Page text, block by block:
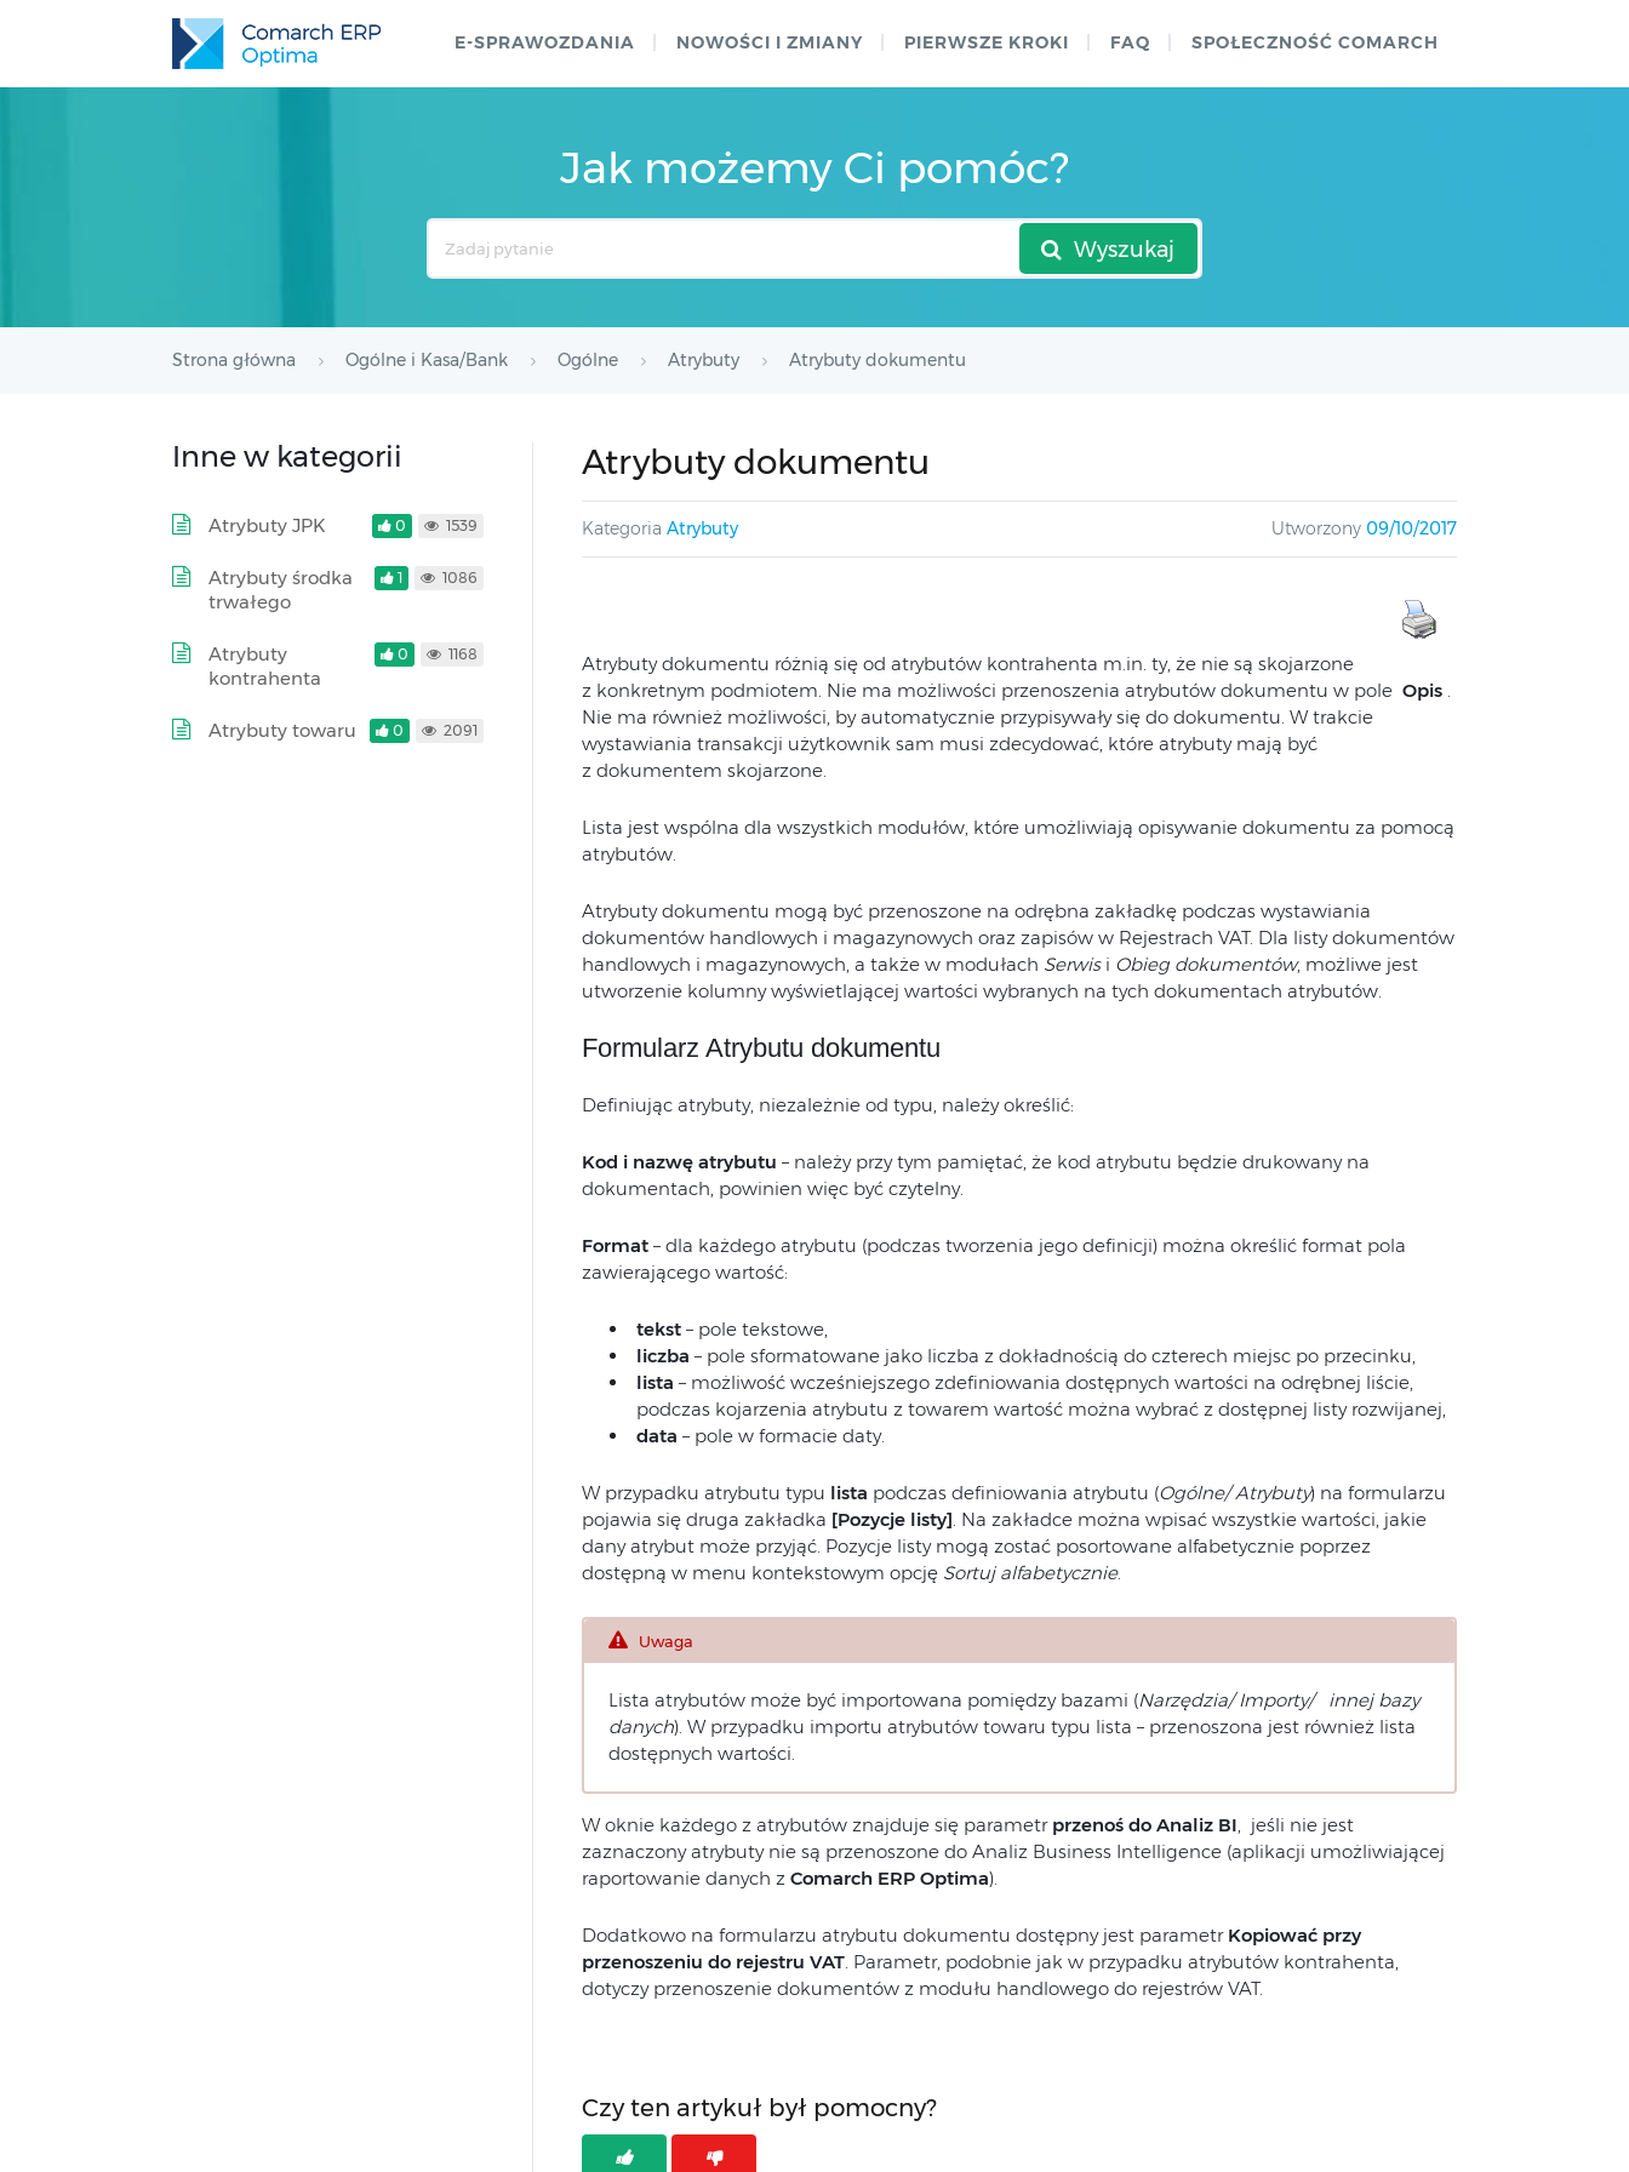
E-SPRAWOZDANIA NOWOŚCI I ZMIANY PIERWSZE KROKI FAQ SPOŁECZNOŚĆ COMARCH
Jak możemy Ci pomóc?
Wyszukaj
Strona główna Ogólne i Kasa/Bank Ogólne Atrybuty Atrybuty dokumentu
Atrybuty dokumentu
Kategoria Atrybuty Utworzony 09/10/2017
Atrybuty dokumentu różnią się od atrybutów kontrahenta m.in. ty, że nie są skojarzone
z konkretnym podmiotem. Nie ma możliwości przenoszenia atrybutów dokumentu w pole Opis.
Nie ma również możliwości, by automatycznie przypisywały się do dokumentu. W trakcie
wystawiania transakcji użytkownik sam musi zdecydować, które atrybuty mają być
z dokumentem skojarzone.
Lista jest wspólna dla wszystkich modułów, które umożliwiają opisywanie dokumentu za pomocą
atrybutów.
Atrybuty dokumentu mogą być przenoszone na odrębna zakładkę podczas wystawiania
dokumentów handlowych i magazynowych oraz zapisów w Rejestrach VAT. Dla listy dokumentów
handlowych i magazynowych, a także w modułach Serwisi Obieg dokumentów, możliwe jest
utworzenie kolumny wyświetlającej wartości wybranych na tych dokumentach atrybutów.
Formularz Atrybutu dokumentu
Definiując atrybuty, niezależnie od typu, należy określić:
Kod i nazwę atrybutu – należy przy tym pamiętać, że kod atrybutu będzie drukowany na
dokumentach, powinien więc być czytelny.
Format– dla każdego atrybutu (podczas tworzenia jego definicji) można określić format pola
zawierającego wartość:
tekst– pole tekstowe,
liczba – pole sformatowane jako liczba z dokładnością do czterech miejsc po przecinku,
lista – możliwość wcześniejszego zdefiniowania dostępnych wartości na odrębnej liście,
podczas kojarzenia atrybutu z towarem wartość można wybrać z dostępnej listy rozwijanej,
data – pole w formacie daty.
W przypadku atrybutu typu lista podczas definiowania atrybutu (Ogólne/ Atrybuty) na formularzu
pojawia się druga zakładka [Pozycje listy]. Na zakładce można wpisać wszystkie wartości, jakie
dany atrybut może przyjąć. Pozycje listy mogą zostać posortowane alfabetycznie poprzez
dostępną w menu kontekstowym opcję Sortuj alfabetycznie.
Uwaga
Lista atrybutów może być importowana pomiędzy bazami (Narzędzia/ Importy/ innej bazy
danych). W przypadku importu atrybutów towaru typu lista – przenoszona jest również lista
dostępnych wartości.
W oknie każdego z atrybutów znajduje się parametr przenoś do Analiz BI, jeśli nie jest
zaznaczony atrybuty nie są przenoszone do Analiz Business Intelligence (aplikacji umożliwiającej
raportowanie danych z Comarch ERP Optima).
Dodatkowo na formularzu atrybutu dokumentu dostępny jest parametr Kopiować przy
przenoszeniu do rejestru VAT. Parametr, podobnie jak w przypadku atrybutów kontrahenta,
dotyczy przenoszenie dokumentów z modułu handlowego do rejestrów VAT.
Czy ten artykuł był pomocny?
Inne w kategorii
Atrybuty JPK 0 1539
Atrybuty środka
trwałego
1 1086
Atrybuty
kontrahenta
0 1168
Atrybuty towaru 0 2091